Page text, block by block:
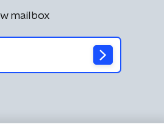
mailbox